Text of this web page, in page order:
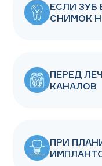
ЕСЛИ
СНИМОК
ПЕРЕД
КАНАЛОВ
ПРИ